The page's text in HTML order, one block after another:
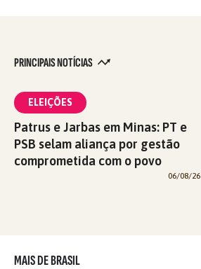
PRINCIPAIS NOTÍCIAS
ELEIÇÕES
Patrus e Jarbas em Minas: PT e
PSB selam aliança por gestão
comprometida com o povo
06/08/26
MAIS DE BRASIL